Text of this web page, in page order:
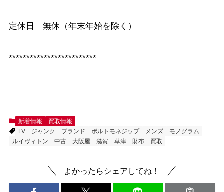
定休日 無休（年末年始を除く）
*************************
新着情報
買取情報
LV
ジャンク ブランド ポルトモネジップ メンズ
モノグラム
ルイヴィトン
中古 大阪屋 滋賀 草津 財布 買取
よかったらシェアしてね！